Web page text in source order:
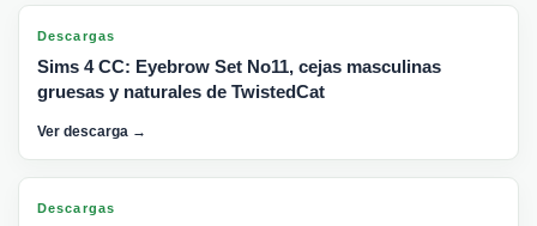
Descargas
Sims 4 CC: Eyebrow Set No11, cejas masculinas
gruesas y naturales de TwistedCat
Ver descarga →
Descargas